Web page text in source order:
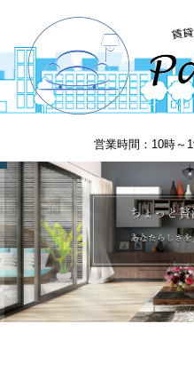
営業時間：10時